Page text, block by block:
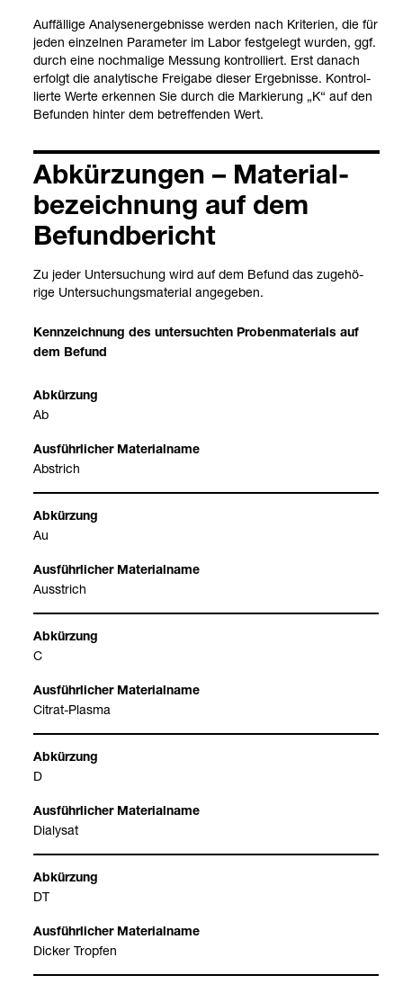
Auf­fäl­lige Ana­lys­en­er­geb­nisse wer­den nach Kri­te­rien, die für
jeden ein­zel­nen Para­me­ter im Labor fest­ge­legt wur­den, ggf.
durch eine noch­ma­lige Mes­sung kon­trol­liert. Erst danach
erfolgt die ana­ly­ti­sche Frei­gabe die­ser Ergeb­nisse. Kon­trol­
lierte Werte erken­nen Sie durch die Mar­kie­rung „K“ auf den
Befun­den hin­ter dem betref­fen­den Wert.
Abkür­zun­gen – Mate­ri­al­
be­zeich­nung auf dem
Befund­be­richt
Zu jeder Unter­su­chung wird auf dem Befund das zuge­hö­
rige Unter­su­chungs­ma­te­rial ange­ge­ben.
Kenn­zeich­nung des unter­such­ten Pro­ben­ma­te­ri­als auf
dem Befund
Ab
Abstrich
Au
Aus­strich
C
Citrat-​Plasma
D
Dia­ly­sat
DT
Dicker Trop­fen